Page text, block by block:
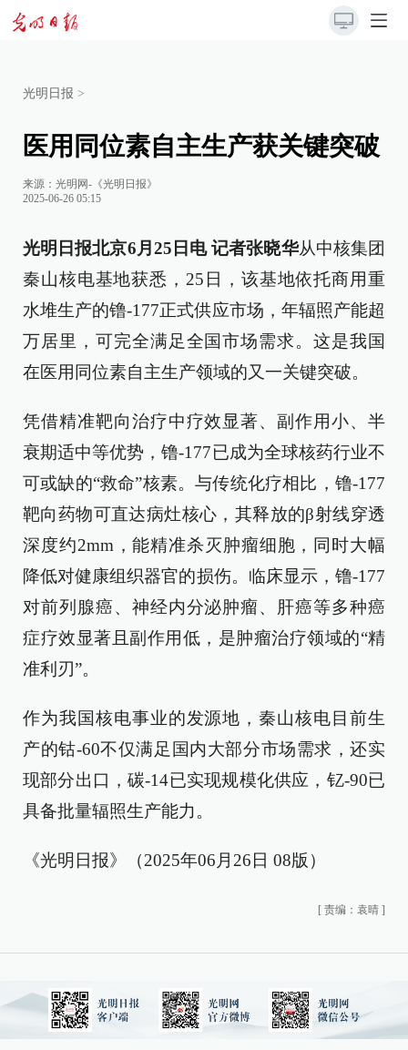
光明日报 >
医用同位素自主生产获关键突破
来源： 光明网-《光明日报》
2025-06-26 05:15
光明日报北京6月25日电 记者张晓华从中核集团
秦山核电基地获悉，25日，该基地依托商用重
水堆生产的镥-177正式供应市场，年辐照产能超
万居里，可完全满足全国市场需求。这是我国
在医用同位素自主生产领域的又一关键突破。
凭借精准靶向治疗中疗效显著、副作用小、半
衰期适中等优势，镥-177已成为全球核药行业不
可或缺的“救命”核素。与传统化疗相比，镥-177
靶向药物可直达病灶核心，其释放的β射线穿透
深度约2mm，能精准杀灭肿瘤细胞，同时大幅
降低对健康组织器官的损伤。临床显示，镥-177
对前列腺癌、神经内分泌肿瘤、肝癌等多种癌
症疗效显著且副作用低，是肿瘤治疗领域的“精
准利刃”。
作为我国核电事业的发源地，秦山核电目前生
产的钴-60不仅满足国内大部分市场需求，还实
现部分出口，碳-14已实现规模化供应，钇-90已
具备批量辐照生产能力。
《光明日报》（2025年06月26日 08版）
[ 责编：袁晴 ]